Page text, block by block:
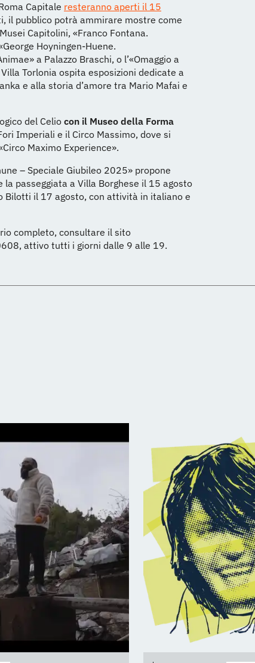
Capitale resteranno aperti il 15
il pubblico potrà ammirare mostre come
Capitolini, «Franco Fontana.
Hoyningen-Huene.
a Palazzo Braschi, o l’«Omaggio a
Torlonia ospita esposizioni dedicate a
e alla storia d’amore tra Mario Mafai e
del Celio con il Museo della Forma
Imperiali e il Circo Massimo, dove si
Maximo Experience».
– Speciale Giubileo 2025» propone
la passeggiata a Villa Borghese il 15 agosto
Bilotti il 17 agosto, con attività in italiano e
completo, consultare il sito
attivo tutti i giorni dalle 9 alle 19.